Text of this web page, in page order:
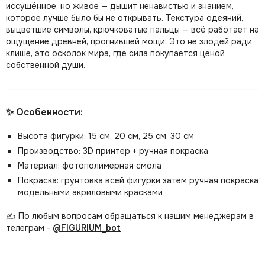
иссушённое, но живое — дышит ненавистью и знанием,
которое лучше было бы не открывать. Текстура одеяний,
выцветшие символы, крючковатые пальцы — всё работает на
ощущение древней, прогнившей мощи. Это не злодей ради
клише, это осколок мира, где сила покупается ценой
собственной души.
✨ Особенности:
Высота фигурки: 15 см, 20 см, 25 см, 30 см
Производство: 3D принтер + ручная покраска
Материал: фотополимерная смола
Покраска: грунтовка всей фигурки затем ручная покраска
модельными акриловыми красками
✍️ По любым вопросам обращаться к нашим менеджерам в
телеграм - @FIGURIUM_bot